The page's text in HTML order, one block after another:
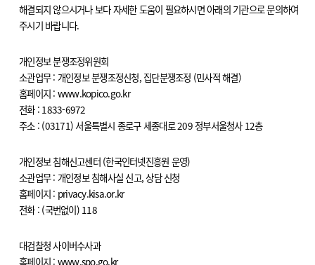
해결되지 않으시거나 보다 자세한 도움이 필요하시면 아래의 기관으로 문의하여
주시기 바랍니다.
개인정보 분쟁조정위원회
소관업무 : 개인정보 분쟁조정신청, 집단분쟁조정 (민사적 해결)
홈페이지 : www.kopico.go.kr
전화 : 1833-6972
주소 : (03171) 서울특별시 종로구 세종대로 209 정부서울청사 12층
개인정보 침해신고센터 (한국인터넷진흥원 운영)
소관업무 : 개인정보 침해사실 신고, 상담 신청
홈페이지 : privacy.kisa.or.kr
전화 : (국번없이) 118
대검찰청 사이버수사과
홈페이지 : www.spo.go.kr